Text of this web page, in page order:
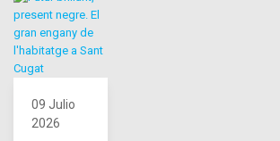
09 Julio
2026